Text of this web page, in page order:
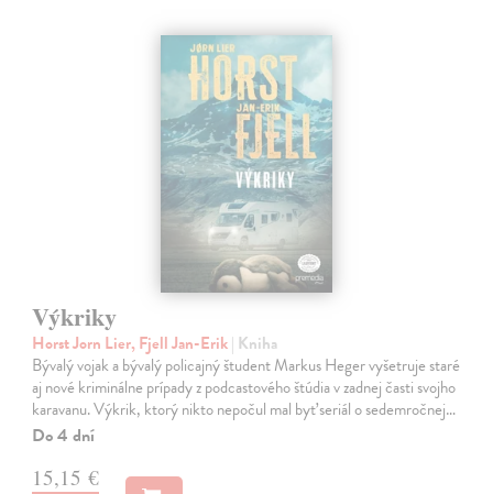
Výkriky
Horst Jorn Lier, Fjell Jan-Erik| Kniha
Bývalý vojak a bývalý policajný študent Markus Heger vyšetruje staré
aj nové kriminálne prípady z podcastového štúdia v zadnej časti svojho
karavanu. Výkrik, ktorý nikto nepočul mal byť seriál o sedemročnej…
Do 4 dní
15,15 €